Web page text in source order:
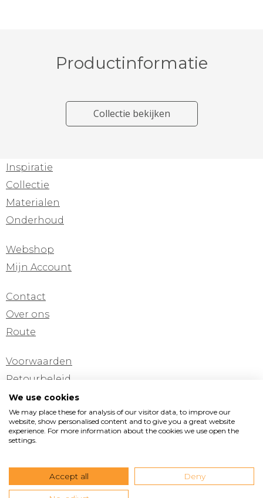
Productinformatie
Collectie bekijken
Inspiratie
Collectie
Materialen
Onderhoud
Webshop
Mijn Account
Contact
Over ons
Route
Voorwaarden
Retourbeleid
Privacyverklaring
Cookie verklaring
Pinterest
Edisonstraat 11 •3281 NC Numansdorp•T +31(0)168
We use cookies
We may place these for analysis of our visitor data, to improve our
website, show personalised content and to give you a great website
experience. For more information about the cookies we use open the
settings.
Accept all Deny